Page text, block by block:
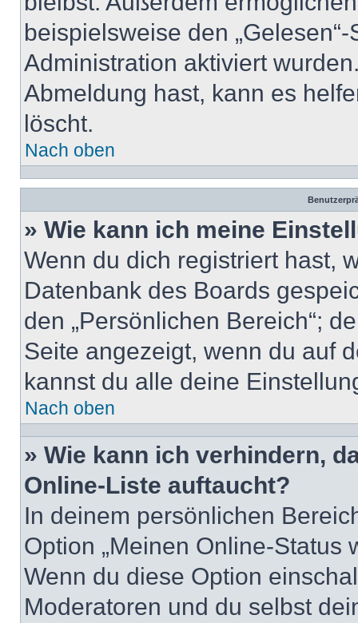
beispielsweise den
Administration aktiviert
Abmeldung hast, kann es
löscht.
Nach oben
» Wie kann ich meine
Wenn du dich registriert hast,
Datenbank des Boards
den „Persönlichen Bereich“;
Seite angezeigt, wenn du auf
kannst du alle deine
Nach oben
» Wie kann ich verhindern,
Online-Liste auftaucht?
In deinem persönlichen
Option „Meinen Online-Status
Wenn du diese Option
Moderatoren und du selbst